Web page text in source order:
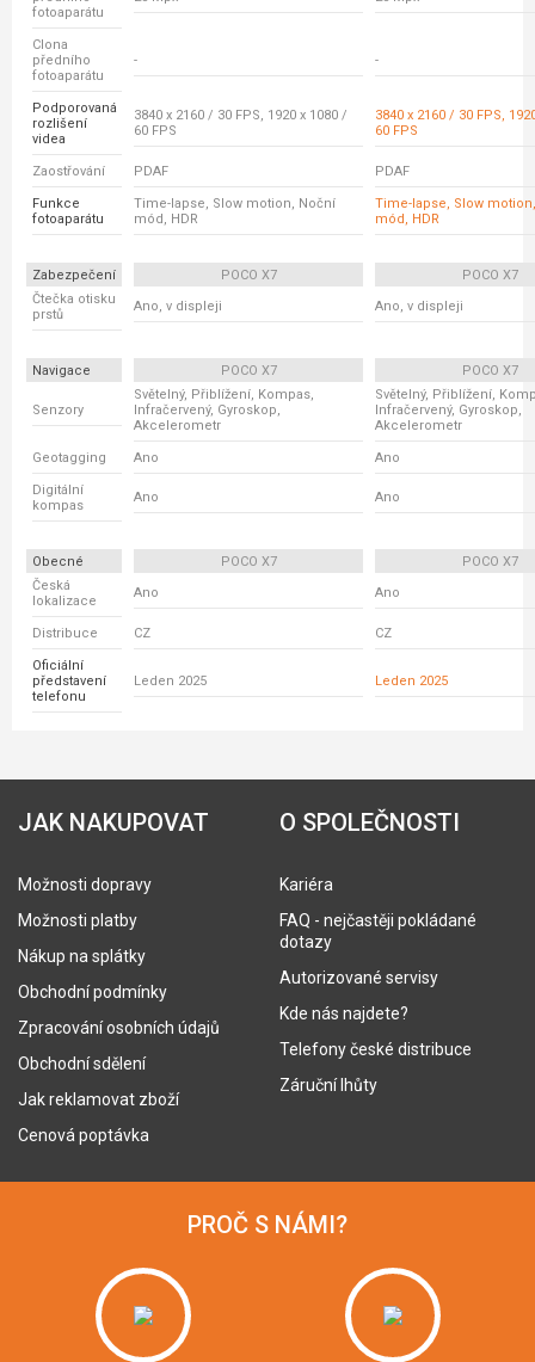
fotoaparátu
Clona
předního
fotoaparátu
- -
Podporovaná
rozlišení
videa
3840 x 2160 / 30 FPS, 1920 x 1080 /
60 FPS
3840 x 2160 / 30 FPS,
60 FPS
Zaostřování PDAF PDAF
Funkce
fotoaparátu
Time-lapse, Slow motion, Noční
mód, HDR
Time-lapse, Slow
mód, HDR
Zabezpečení POCO X7
POCO X7
Čtečka otisku
prstů
Ano, v displeji Ano, v displeji
Navigace POCO X7 POCO X7
Senzory
Světelný, Přiblížení, Kompas,
Infračervený, Gyroskop,
Akcelerometr
Světelný, Přiblížení,
Infračervený, Gyroskop,
Akcelerometr
Geotagging Ano Ano
Digitální
kompas
Ano Ano
Obecné POCO X7
POCO X7
Česká
lokalizace
Ano Ano
Distribuce CZ CZ
Oficiální
představení
telefonu
Leden 2025 Leden 2025
JAK NAKUPOVAT
Možnosti dopravy
Možnosti platby
Nákup na splátky
Obchodní podmínky
Zpracování osobních údajů
Obchodní sdělení
Jak reklamovat zboží
Cenová poptávka
O SPOLEČNOSTI
Kariéra
FAQ - nejčastěji pokládané
dotazy
Autorizované servisy
Kde nás najdete?
Telefony české distribuce
Záruční lhůty
PROČ S NÁMI?